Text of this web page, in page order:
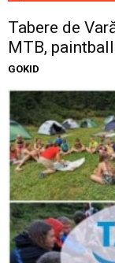
Tabere de
MTB,
GOKID